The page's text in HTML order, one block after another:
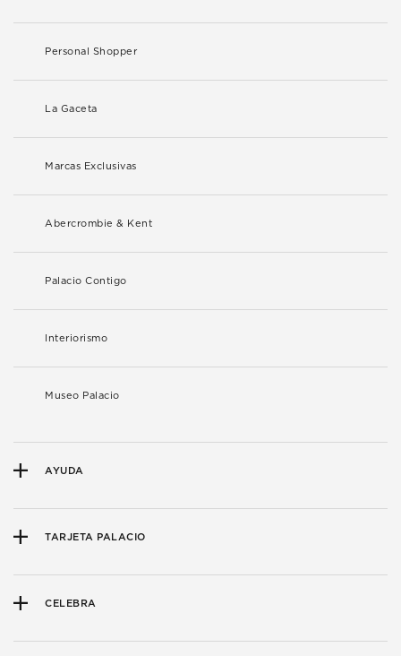
Personal Shopper
La Gaceta
Marcas Exclusivas
Abercrombie & Kent
Palacio Contigo
Interiorismo
Museo Palacio
AYUDA
TARJETA PALACIO
CELEBRA